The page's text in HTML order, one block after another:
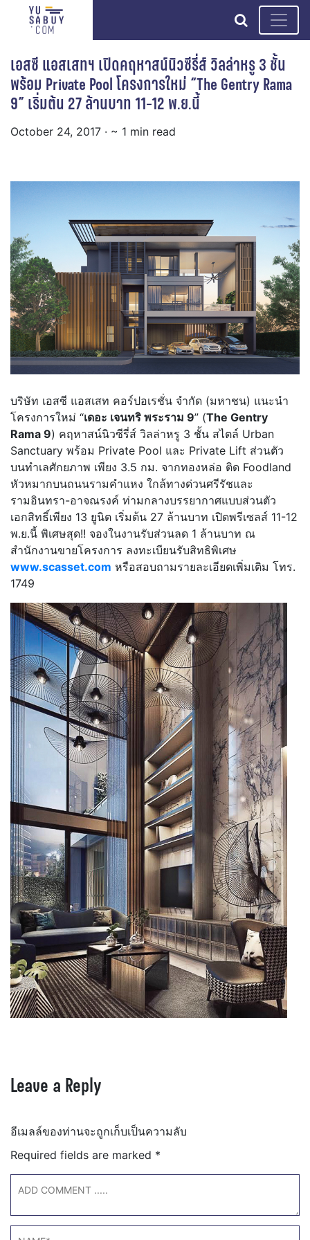
search
เอสซี แอสเสทฯ เปิดคฤหาสน์นิวซีรี่ส์ วิลล่าหรู 3 ชั้น
พร้อม Private Pool โครงการใหม่ “The Gentry Rama
9” เริ่มต้น 27 ล้านบาท 11-12 พ.ย.นี้
October 24, 2017 · ~ 1 min read
บริษัท เอสซี แอสเสท คอร์ปอเรชั่น จำกัด (มหาชน) แนะนำ
โครงการใหม่ “เดอะ เจนทริ พระราม 9” (The Gentry
Rama 9) คฤหาสน์นิวซีรี่ส์ วิลล่าหรู 3 ชั้น สไตล์ Urban
Sanctuary พร้อม Private Pool และ Private Lift ส่วนตัว
บนทำเลศักยภาพ เพียง 3.5 กม. จากทองหล่อ ติด Foodland
หัวหมากบนถนนรามคำแหง ใกล้ทางด่วนศรีรัชและ
รามอินทรา-อาจณรงค์ ท่ามกลางบรรยากาศแบบส่วนตัว
เอกสิทธิ์เพียง 13 ยูนิต เริ่มต้น 27 ล้านบาท เปิดพรีเซลส์ 11-12
พ.ย.นี้ พิเศษสุด!! จองในงานรับส่วนลด 1 ล้านบาท ณ
สำนักงานขายโครงการ ลงทะเบียนรับสิทธิพิเศษ
www.scasset.com หรือสอบถามรายละเอียดเพิ่มเติม โทร.
1749
Leave a Reply
อีเมลล์ของท่านจะถูกเก็บเป็นความลับ
Required fields are marked *